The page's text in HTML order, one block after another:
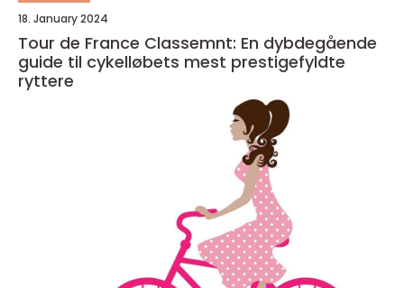
18. January 2024
Tour de France Classemnt: En dybdegående
guide til cykelløbets mest prestigefyldte
ryttere